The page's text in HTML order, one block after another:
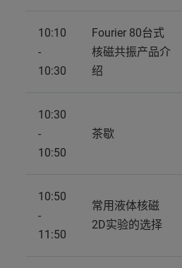
10:10
-
10:30
Fourier 80台式
核磁共振产品介
绍
10:30
-
10:50
茶歇
10:50
-
11:50
常用液体核磁
2D实验的选择